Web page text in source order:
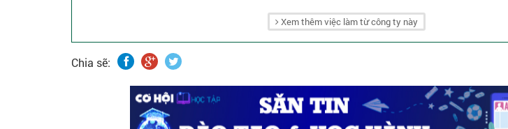
Xem thêm việc làm từ công ty này
Chia sẽ: